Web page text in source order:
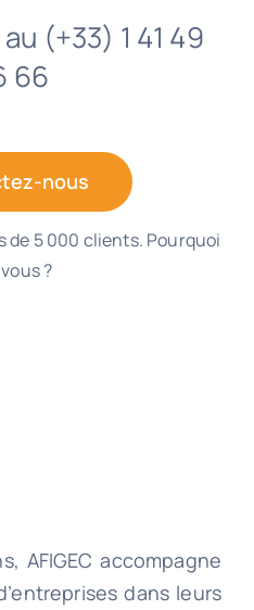
(+33) 1 41 49
66
nous
de 5 000 clients. Pourquoi
?
AFIGEC accompagne
dans leurs